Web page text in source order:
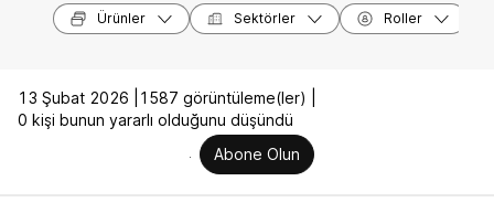
Ürünler Sektörler Roller
13 Şubat 2026 |
1587 görüntüleme(ler) |
0 kişi bunun yararlı olduğunu düşündü
Abone Olun